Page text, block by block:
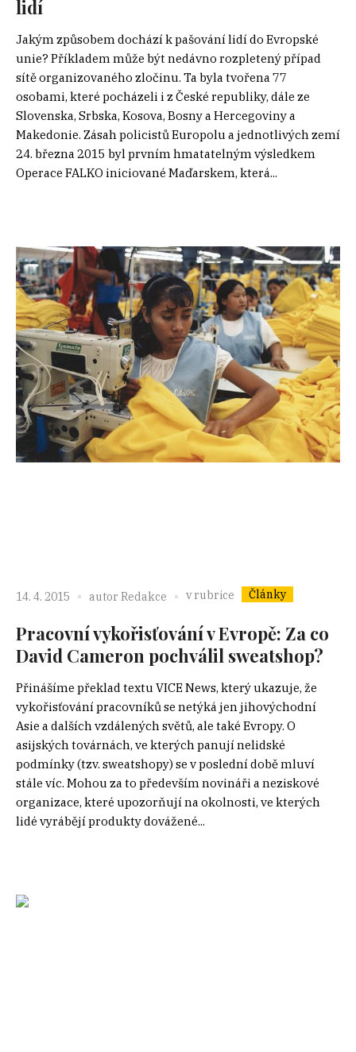
lidí
Jakým způsobem dochází k pašování lidí do Evropské
unie? Příkladem může být nedávno rozpletený případ
sítě organizovaného zločinu. Ta byla tvořena 77
osobami, které pocházeli i z České republiky, dále ze
Slovenska, Srbska, Kosova, Bosny a Hercegoviny a
Makedonie. Zásah policistů Europolu a jednotlivých zemí
24. března 2015 byl prvním hmatatelným výsledkem
Operace FALKO iniciované Maďarskem, která...
14. 4. 2015 autor Redakce v rubrice Články
Pracovní vykořisťování v Evropě: Za co
David Cameron pochválil sweatshop?
Přinášíme překlad textu VICE News, který ukazuje, že
vykořisťování pracovníků se netýká jen jihovýchodní
Asie a dalších vzdálených světů, ale také Evropy. O
asijských továrnách, ve kterých panují nelidské
podmínky (tzv. sweatshopy) se v poslední době mluví
stále víc. Mohou za to především novináři a neziskové
organizace, které upozorňují na okolnosti, ve kterých
lidé vyrábějí produkty dovážené...